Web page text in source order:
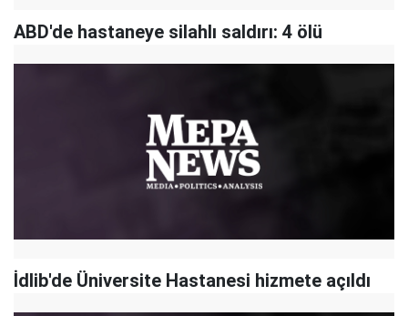
ABD'de hastaneye silahlı saldırı: 4 ölü
İdlib'de Üniversite Hastanesi hizmete açıldı